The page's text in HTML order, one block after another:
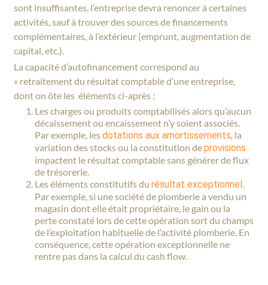
sont insuffisantes, l’entreprise devra renoncer à certaines
activités, sauf à trouver des sources de financements
complémentaires, à l’extérieur (emprunt, augmentation de
capital, etc.).
La capacité d’autofinancement correspond au
« retraitement du résultat comptable d’une entreprise,
dont on ôte les éléments ci-après :
Les charges ou produits comptabilisés alors qu’aucun
décaissement ou encaissement n’y soient associés.
Par exemple, lesdotations aux amortissements, la
variation des stocks ou la constitution deprovisions
impactent le résultat comptable sans générer de flux
de trésorerie.
Les éléments constitutifs durésultat exceptionnel
Par exemple, si une société de plomberie a vendu un
magasin dont elle était propriétaire, le gain ou la
perte constaté lors de cette opération sort du champs
de l’exploitation habituelle de l’activité plomberie. En
conséquence, cette opération exceptionnelle ne
rentre pas dans la calcul du cash flow.